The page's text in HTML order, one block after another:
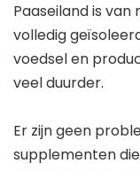
Paaseiland is
volledig
voedsel en
veel duurder.
Er zijn geen
supplementen